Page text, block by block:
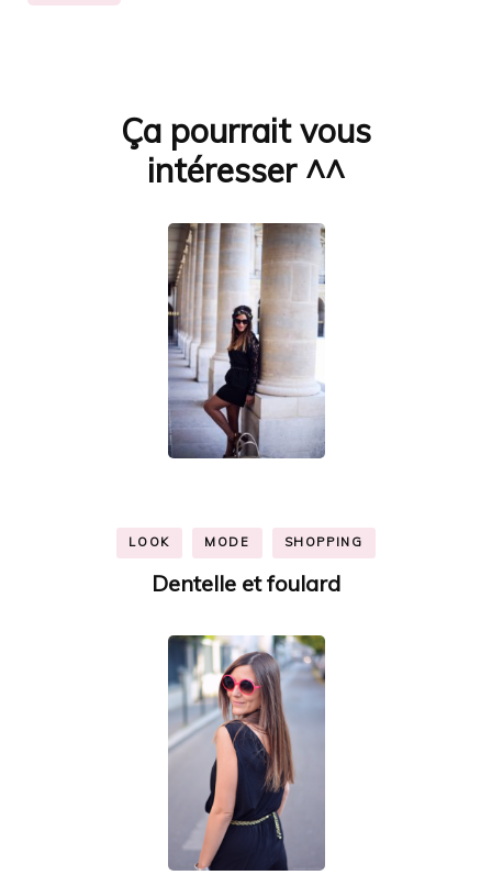
Ça pourrait vous
intéresser ^^
LOOK MODE SHOPPING
Dentelle et foulard